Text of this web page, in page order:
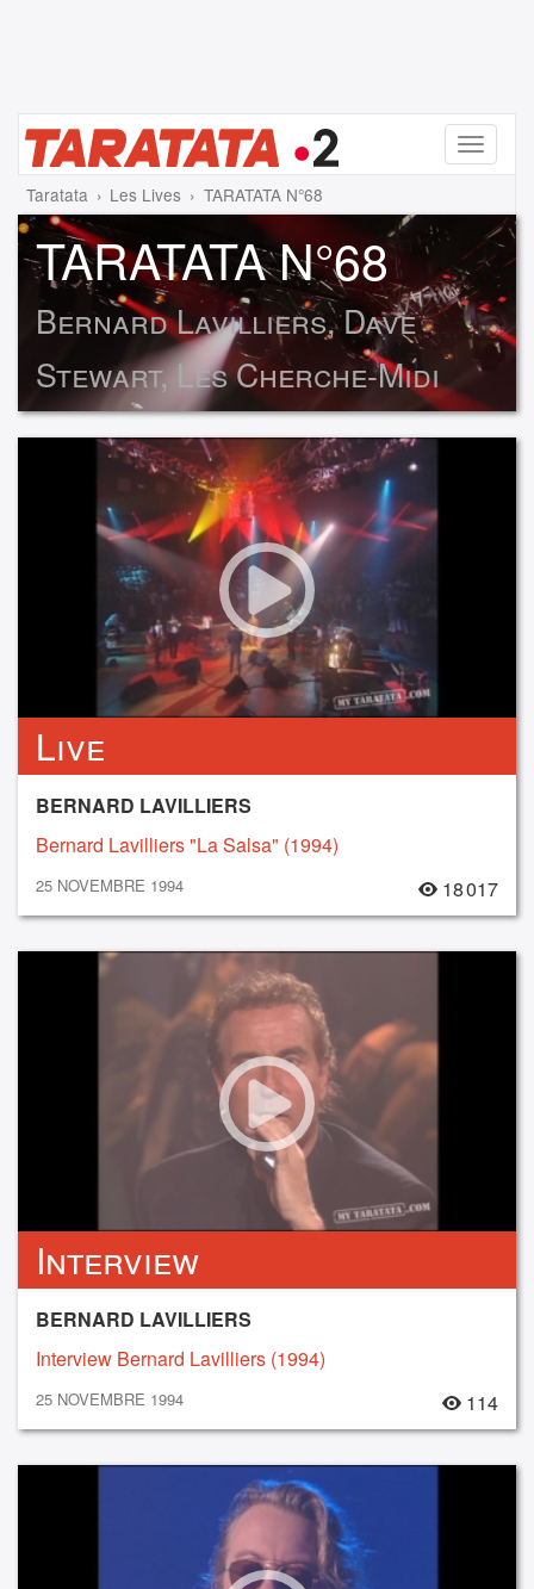
Menu
Taratata Les Lives TARATATA N°68
TARATATA N°68
Bernard Lavilliers, Dave
Stewart, Les Cherche-Midi
Live
BERNARD LAVILLIERS
Bernard Lavilliers "La Salsa" (1994)
25 NOVEMBRE 1994 18 017
Interview
BERNARD LAVILLIERS
Interview Bernard Lavilliers (1994)
25 NOVEMBRE 1994 114